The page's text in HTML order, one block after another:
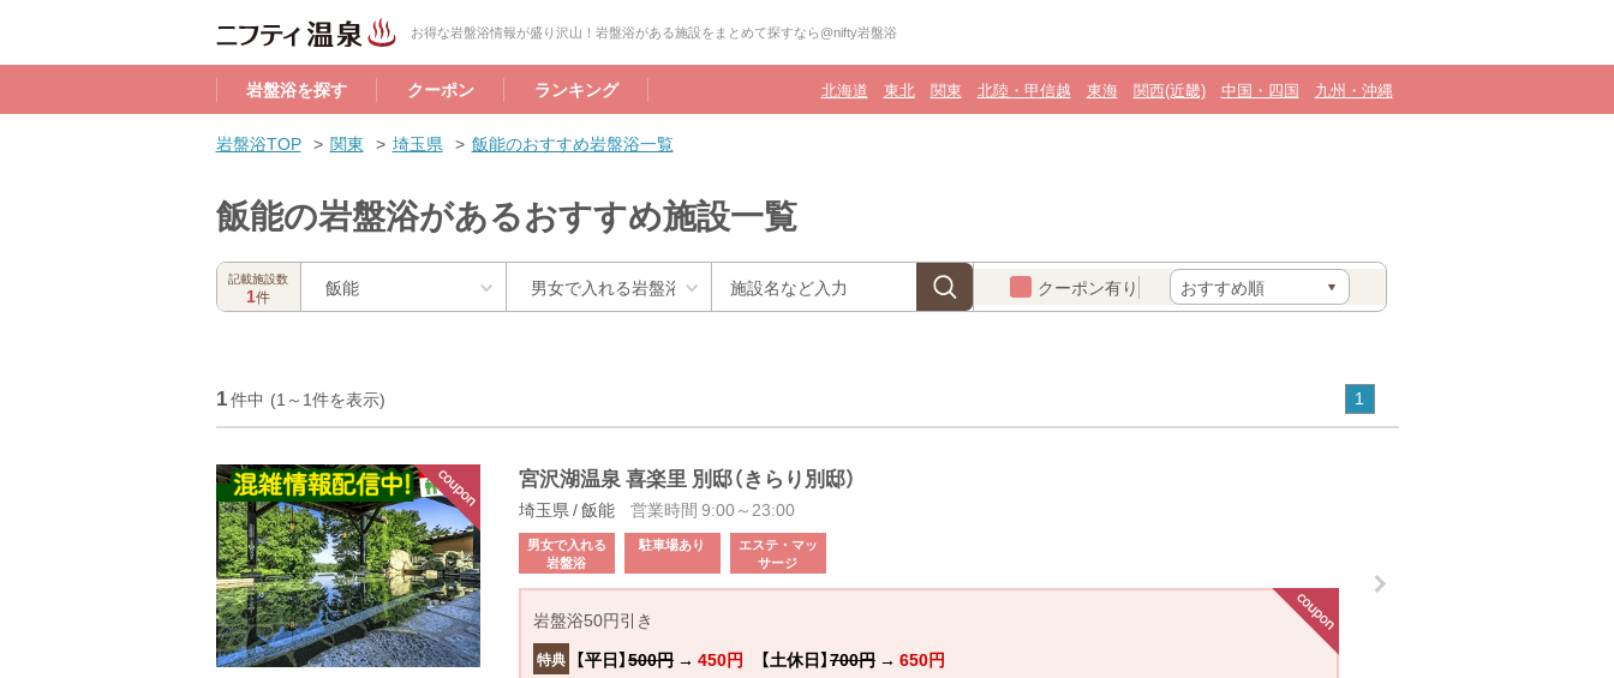
お得な岩盤浴情報が盛り沢山！岩盤浴がある施設をまとめて探すなら@nifty岩盤浴
岩盤浴を探す クーポン ランキング 北海道 東北 関東 北陸・甲信越 東海 関西(近畿) 中国・四国 九州・沖縄
岩盤浴TOP 関東 埼玉県 飯能のおすすめ岩盤浴一覧
飯能の岩盤浴があるおすすめ施設一覧
記載施設数
1件 飯能 クーポン有り
1件中 (1～1件を表示) 1
宮沢湖温泉 喜楽里 別邸（きらり別邸）
埼玉県 / 飯能 営業時間 9:00～23:00
男女で入れる
岩盤浴
駐車場あり
エステ・マッ
サージ
岩盤浴50円引き
特典 【平日】500円→ 450円 【土休日】700円→ 650円